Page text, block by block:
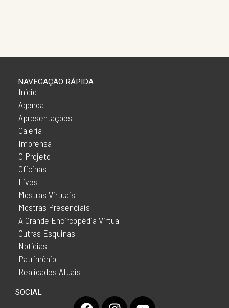
Início
Agenda
Apresentações
Galeria
Imprensa
O Projeto
Oficinas
Lives
Mostras Virtuais
Mostras Presenciais
A Grande Encircopédia Virtual
Outras Esquinas
Notícias
Patrimônio
Realidades Atuais
NAVEGAÇÃO RÁPIDA
SOCIAL